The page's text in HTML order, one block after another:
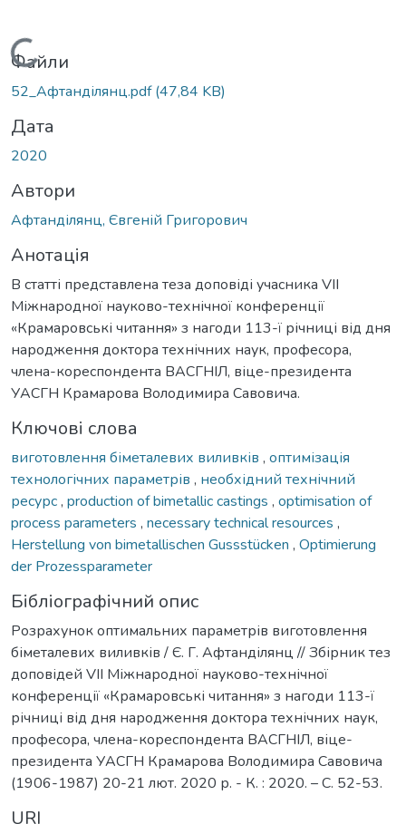
Вантажиться...
Файли
52_Афтанділянц.pdf(47,84 KB)
Дата
2020
Автори
Афтанділянц, Євгеній Григорович
Анотація
В статті представлена теза доповіді учасника VIІ
Міжнародної науково-технічної конференції
«Крамаровські читання» з нагоди 113-ї річниці від дня
народження доктора технічних наук, професора,
члена-кореспондента ВАСГНІЛ, віце-президента
УАСГН Крамарова Володимира Савовича.
Ключові слова
виготовлення біметалевих виливків , оптимізація
технологічних параметрів , необхідний технічний
ресурс, production of bimetallic castings , optimisation of
process parameters , necessary technical resources ,
Herstellung von bimetallischen Gussstücken , Optimierung
der Prozessparameter
Бібліографічний опис
Розрахунок оптимальних параметрів виготовлення
біметалевих виливків / Є. Г. Афтанділянц // Збірник тез
доповідей VIІ Міжнародної науково-технічної
конференції «Крамаровські читання» з нагоди 113-ї
річниці від дня народження доктора технічних наук,
професора, члена-кореспондента ВАСГНІЛ, віце-
президента УАСГН Крамарова Володимира Савовича
(1906-1987) 20-21 лют. 2020 р. - К. : 2020. – С. 52-53.
URI